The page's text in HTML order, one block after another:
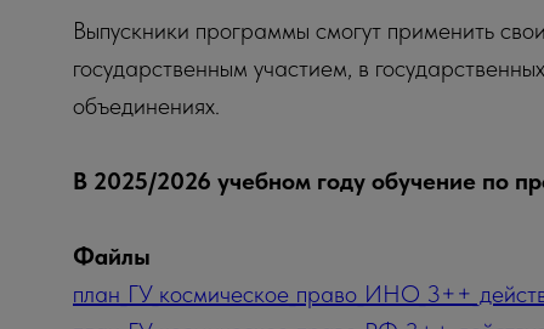
Выпускники программы смогут применить
государственным участием, в
объединениях.
В 2025/2026 учебном году обучение по
Файлы